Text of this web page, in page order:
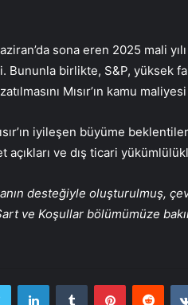
sona eren 2025 mali
Bununla birlikte, S&P, yüksek
Mısır’ın kamu
iyileşen büyüme
ve dış ticari
desteğiyle oluşturulmuş,
ve Koşullar bölümümüze
Twitter LinkedInTumblr Pinterest